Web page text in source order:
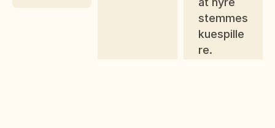
stemmes
kuespille
re.